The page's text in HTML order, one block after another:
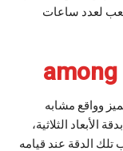
لعدد ساعات
وواقع مشابه
الأبعاد الثلاثية،
تلك الدقة عند قيامه